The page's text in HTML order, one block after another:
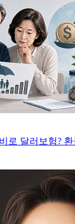
로 달러보험?